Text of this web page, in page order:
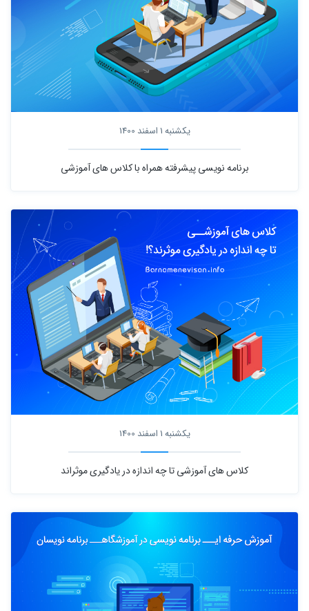
یکشنبه 1 اسفند 1400
برنامه نویسی پیشرفته همراه با کلاس های آموزشی
یکشنبه 1 اسفند 1400
کلاس های آموزشی تا چه اندازه در یادگیری موثراند